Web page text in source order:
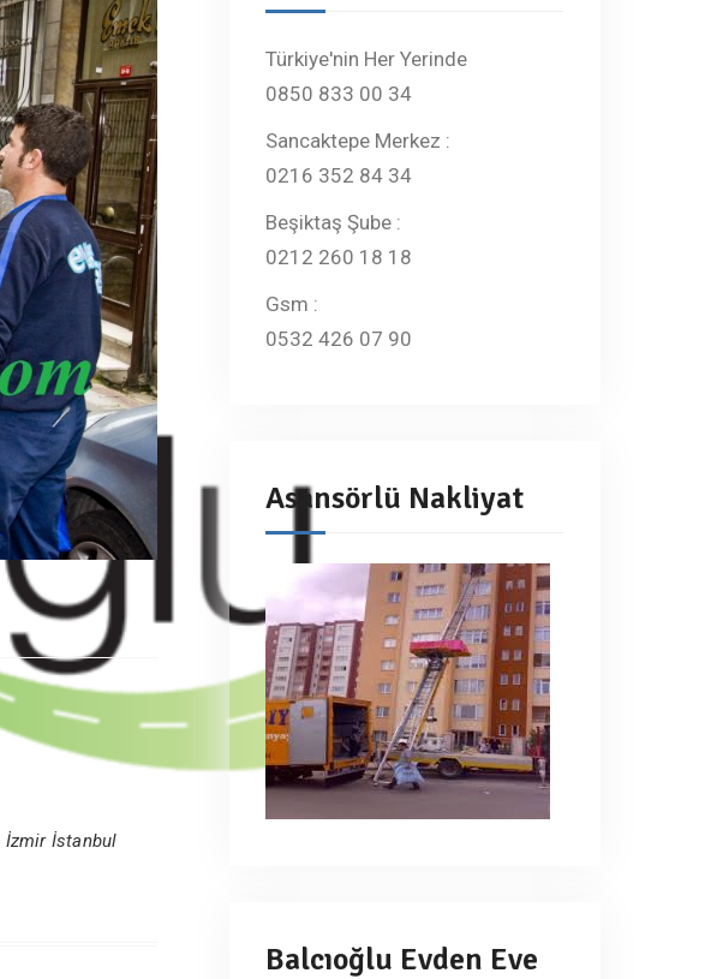
İzmir İstanbul
Türkiye'nin Her Yerinde
0850 833 00 34
Sancaktepe Merkez :
0216 352 84 34
Beşiktaş Şube :
0212 260 18 18
Gsm :
0532 426 07 90
Asansörlü Nakliyat
Balcıoğlu Evden Eve